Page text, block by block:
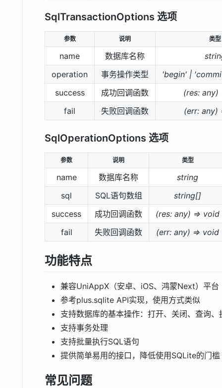
SqlTransactionOptions 选项
参数 说明 类型
name 数据库名称
operation
事务操作类型
'begin' |
success
成功回调函数
(res: any)
fail
失败回调函数 (err: any)
SqlOperationOptions 选项
参数 说明 类型
name 数据库名称
string
sql
SQL语句数组
string[]
success
成功回调函数
(res: any) => void
fail
失败回调函数 (err: any) => void
功能特点
兼容UniAppX（安卓、iOS、鸿蒙Next）平台
参考plus.sqlite API实现，使用方式类似
支持数据库的基本操作：打开、关闭、查询、
支持事务处理
支持批量执行SQL语句
提供简单易用的接口，降低使用SQLite的门槛
常见问题